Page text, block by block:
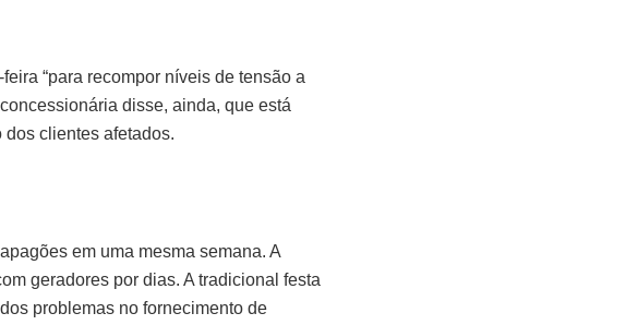
“para recompor níveis de tensão a
disse, ainda, que está
clientes afetados.
em uma mesma semana. A
geradores por dias. A tradicional festa
problemas no fornecimento de